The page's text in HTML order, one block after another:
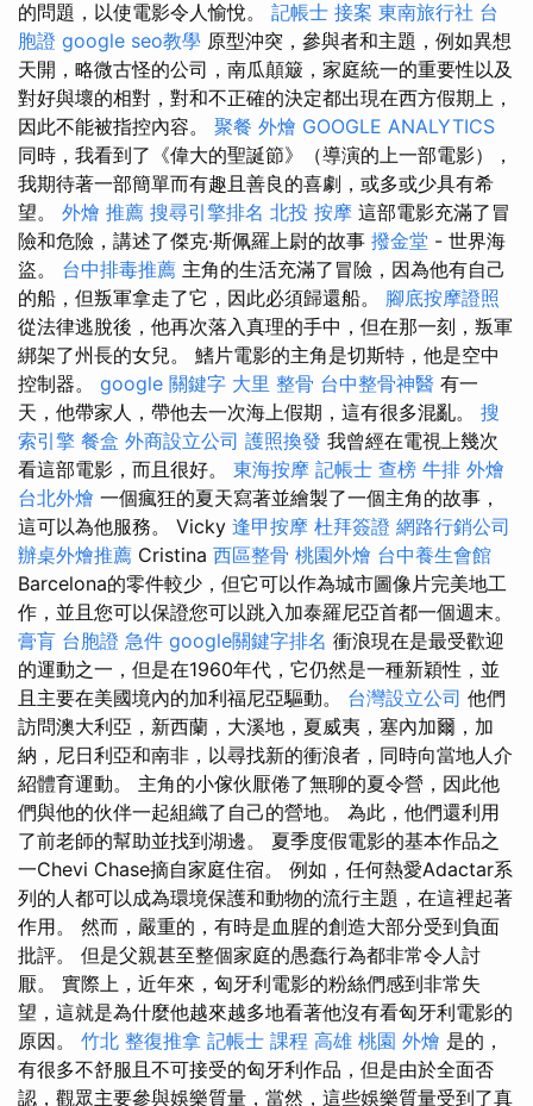
的問題，以使電影令人愉悅。 記帳士 接案 東南旅行社 台
胞證 google seo教學 原型沖突，參與者和主題，例如異想
天開，略微古怪的公司，南瓜顛簸，家庭統一的重要性以及
對好與壞的相對，對和不正確的決定都出現在西方假期上，
因此不能被指控內容。 聚餐 外燴 GOOGLE ANALYTICS
同時，我看到了《偉大的聖誕節》（導演的上一部電影），
我期待著一部簡單而有趣且善良的喜劇，或多或少具有希
望。 外燴 推薦 搜尋引擎排名 北投 按摩 這部電影充滿了冒
險和危險，講述了傑克·斯佩羅上尉的故事 撥金堂 - 世界海
盜。 台中排毒推薦 主角的生活充滿了冒險，因為他有自己
的船，但叛軍拿走了它，因此必須歸還船。 腳底按摩證照
從法律逃脫後，他再次落入真理的手中，但在那一刻，叛軍
綁架了州長的女兒。 鰭片電影的主角是切斯特，他是空中
控制器。 google 關鍵字 大里 整骨 台中整骨神醫 有一
天，他帶家人，帶他去一次海上假期，這有很多混亂。 搜
索引擎 餐盒 外商設立公司 護照換發 我曾經在電視上幾次
看這部電影，而且很好。 東海按摩 記帳士 查榜 牛排 外燴
台北外燴 一個瘋狂的夏天寫著並繪製了一個主角的故事，
這可以為他服務。 Vicky 逢甲按摩 杜拜簽證 網路行銷公司
辦桌外燴推薦 Cristina 西區整骨 桃園外燴 台中養生會館
Barcelona的零件較少，但它可以作為城市圖像片完美地工
作，並且您可以保證您可以跳入加泰羅尼亞首都一個週末。
膏肓 台胞證 急件 google關鍵字排名 衝浪現在是最受歡迎
的運動之一，但是在1960年代，它仍然是一種新穎性，並
且主要在美國境內的加利福尼亞驅動。 台灣設立公司 他們
訪問澳大利亞，新西蘭，大溪地，夏威夷，塞內加爾，加
納，尼日利亞和南非，以尋找新的衝浪者，同時向當地人介
紹體育運動。 主角的小傢伙厭倦了無聊的夏令營，因此他
們與他的伙伴一起組織了自己的營地。 為此，他們還利用
了前老師的幫助並找到湖邊。 夏季度假電影的基本作品之
一Chevi Chase摘自家庭住宿。 例如，任何熱愛Adactar系
列的人都可以成為環境保護和動物的流行主題，在這裡起著
作用。 然而，嚴重的，有時是血腥的創造大部分受到負面
批評。 但是父親甚至整個家庭的愚蠢行為都非常令人討
厭。 實際上，近年來，匈牙利電影的粉絲們感到非常失
望，這就是為什麼他越來越多地看著他沒有看匈牙利電影的
原因。 竹北 整復推拿 記帳士 課程 高雄 桃園 外燴 是的，
有很多不舒服且不可接受的匈牙利作品，但是由於全面否
認，觀眾主要參與娛樂質量，當然，這些娛樂質量受到了真